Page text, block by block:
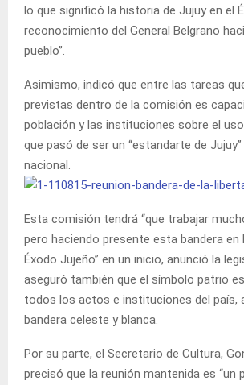
lo que significó la historia de Jujuy en el
reconocimiento del General Belgrano
pueblo”.
Asimismo, indicó que entre las tareas
previstas dentro de la comisión es
población y las instituciones sobre el
que pasó de ser un “estandarte de
nacional.
Esta comisión tendrá “que trabajar
pero haciendo presente esta bandera en
Éxodo Jujeño” en un inicio, anunció la
aseguró también que el símbolo patrio
todos los actos e instituciones del país,
bandera celeste y blanca.
Por su parte, el Secretario de Cultura,
precisó que la reunión mantenida es “un